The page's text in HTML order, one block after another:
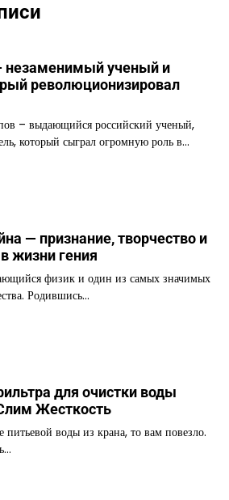
незаменимый ученый и
революционизировал
– выдающийся российский ученый,
который сыграл огромную роль в…
— признание, творчество и
жизни гения
физик и один из самых значимых
Родившись…
для очистки воды
Жесткость
питьевой воды из крана, то вам повезло.